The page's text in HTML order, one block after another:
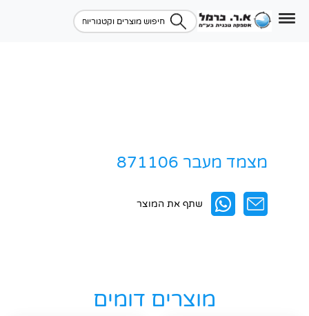
מצמד מעבר 871106
שתף את המוצר
מוצרים דומים